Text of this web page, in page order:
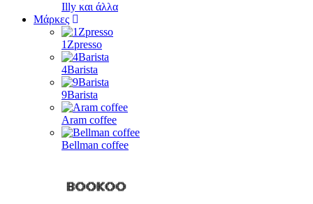
Illy και άλλα
Μάρκες
1Zpresso
4Barista
9Barista
Aram coffee
Bellman coffee